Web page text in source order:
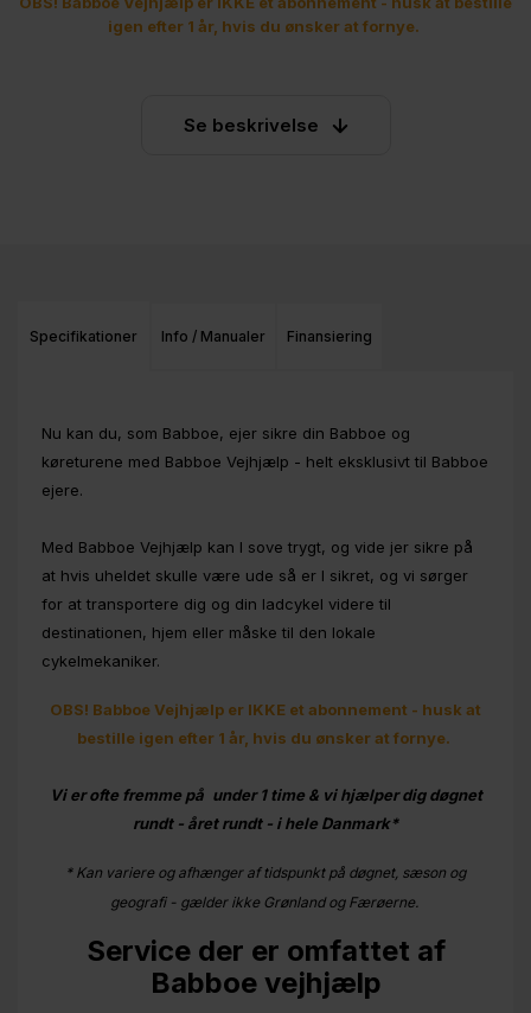
igen efter 1 år, hvis du ønsker at fornye.
Se beskrivelse
Specifikationer Info / Manualer Finansiering
Nu kan du, som Babboe, ejer sikre din Babboe og
køreturene med Babboe Vejhjælp - helt eksklusivt til Babboe
ejere.
Med Babboe Vejhjælp kan I sove trygt, og vide jer sikre på
at hvis uheldet skulle være ude så er I sikret, og vi sørger
for at transportere dig og din ladcykel videre til
destinationen, hjem eller måske til den lokale
cykelmekaniker.
OBS! Babboe Vejhjælp er IKKE et abonnement - husk at
bestille igen efter 1 år, hvis du ønsker at fornye.
Vi er ofte fremme på under 1 time & vi hjælper dig døgnet
rundt - året rundt - i hele Danmark*
* Kan variere og afhænger af tidspunkt på døgnet, sæson og
geografi - gælder ikke Grønland og Færøerne.
Service der er omfattet af
Babboe vejhjælp